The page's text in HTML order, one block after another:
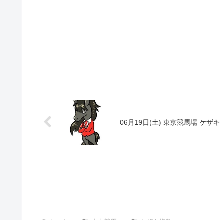
06月19日(土) 東京競馬場 ケザ